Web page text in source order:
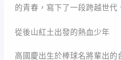
的青春，寫下了一段跨越世代
從後山紅土出發的熱血少年
高國慶出生於棒球名將輩出的